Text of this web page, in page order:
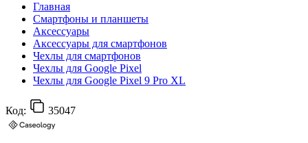
Главная
Смартфоны и планшеты
Аксессуары
Аксессуары для смартфонов
Чехлы для смартфонов
Чехлы для Google Pixel
Чехлы для Google Pixel 9 Pro XL
Код: 35047